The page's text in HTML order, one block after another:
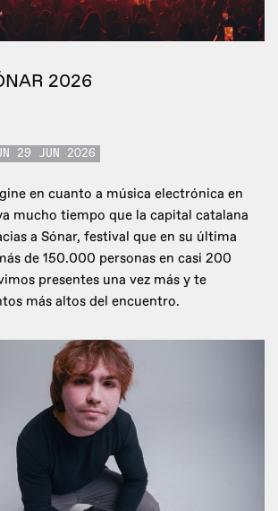
2026
29 JUN 2026
en cuanto a música electrónica en
mucho tiempo que la capital catalana
a Sónar, festival que en su última
de 150.000 personas en casi 200
presentes una vez más y te
más altos del encuentro.